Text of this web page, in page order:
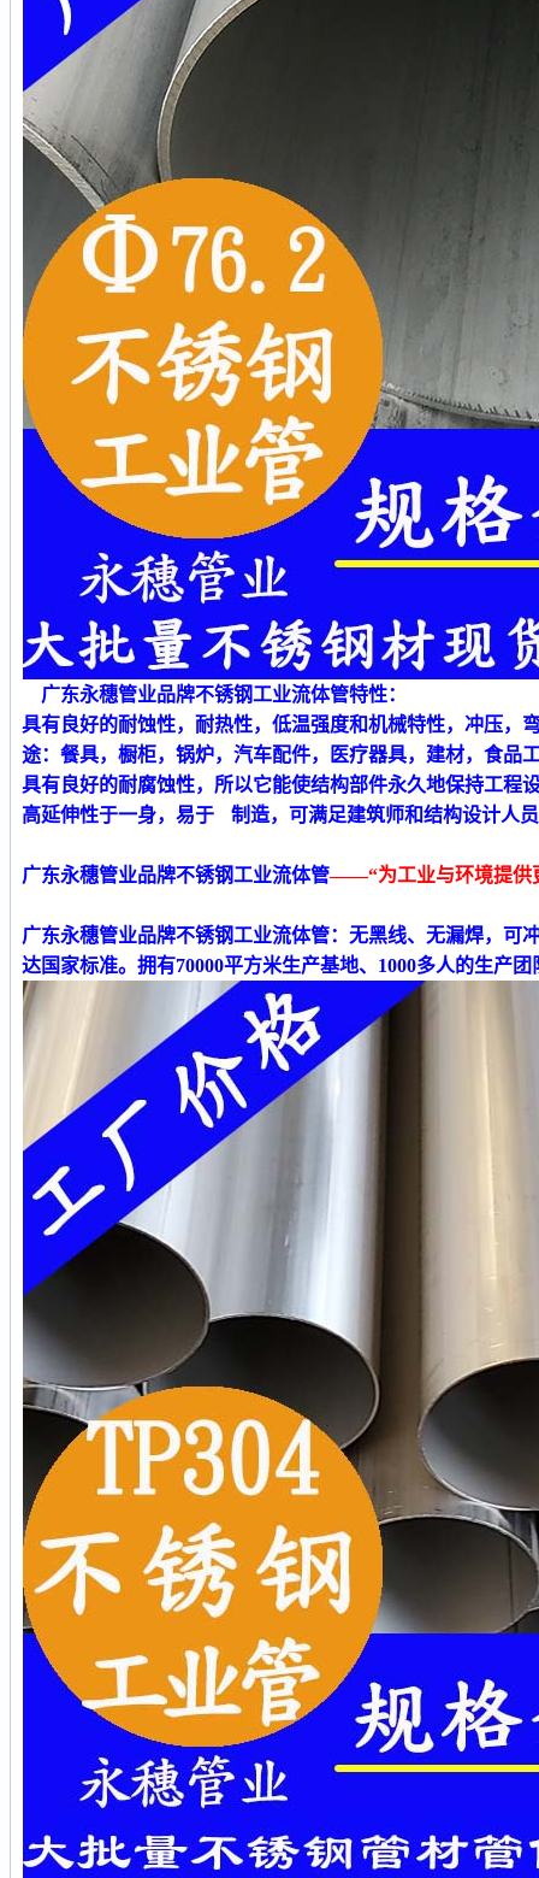
广东永穗管业品牌不锈钢工业流体管特性：
具有良好的耐蚀性，耐热性，低温强度和机械特性，冲压，
途：餐具，橱柜，锅炉，汽车配件，医疗器具，建材，食品
具有良好的耐腐蚀性，所以它能使结构部件永久地保持工程
高延伸性于一身，易于 制造，可满足建筑师和结构设计人
广东永穗管业品牌不锈钢工业流体管——“为工业与环境提供
广东永穗管业品牌不锈钢工业流体管：无黑线、无漏焊，可
达国家标准。拥有70000平方米生产基地、1000多人的生产团